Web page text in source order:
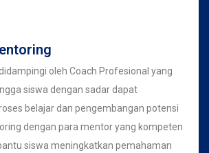
oleh Coach Profesional yang
siswa dengan sadar dapat
belajar dan pengembangan potensi
dengan para mentor yang kompeten
siswa meningkatkan pemahaman